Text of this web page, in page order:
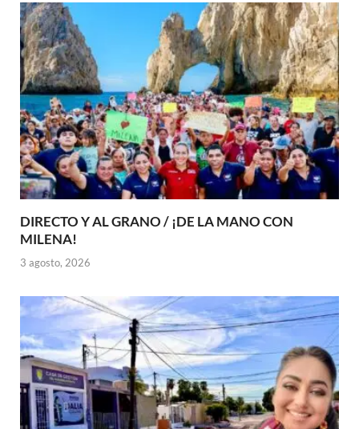
DIRECTO Y AL GRANO / ¡DE LA MANO CON
MILENA!
3 agosto, 2026